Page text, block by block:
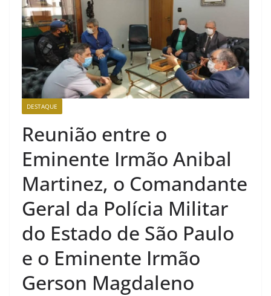
DESTAQUE
Reunião entre o
Eminente Irmão Anibal
Martinez, o Comandante
Geral da Polícia Militar
do Estado de São Paulo
e o Eminente Irmão
Gerson Magdaleno